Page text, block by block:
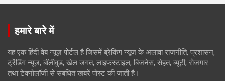
हमारे बारे में
यह एक हिंदी वेब न्यूज़ पोर्टल है जिसमें ब्रेकिंग न्यूज़ के अलावा राजनीति, प्रशासन,
ट्रेंडिंग न्यूज, बॉलीवुड, खेल जगत, लाइफस्टाइल, बिजनेस, सेहत, ब्यूटी, रोजगार
तथा टेक्नोलॉजी से संबंधित खबरें पोस्ट की जाती है।